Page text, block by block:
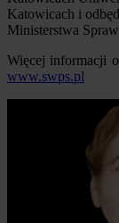
Katowicach i
Ministerstwa
Więcej informacji
www.swps.pl